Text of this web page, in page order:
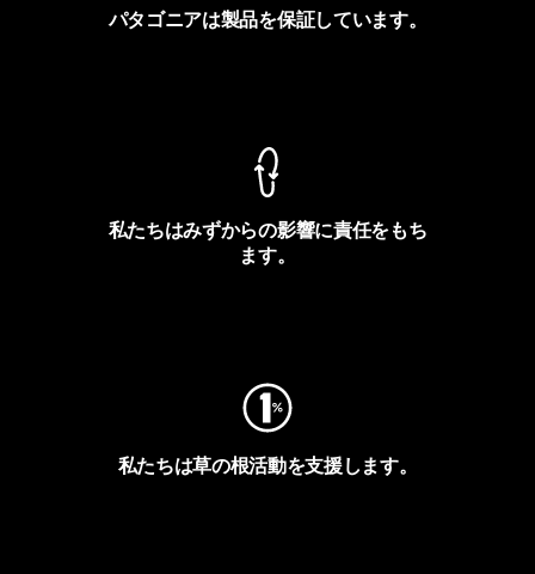
パタゴニアは製品を保証しています。
私たちはみずからの影響に責任をもち
ます。
私たちは草の根活動を支援します。